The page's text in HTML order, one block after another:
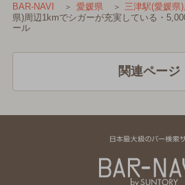
BAR-NAVI 愛媛県 三津駅(愛媛県
県)周辺1kmでシガーが充実している・
ール
関連ページ